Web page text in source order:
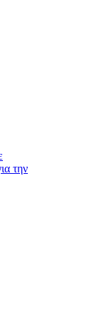
την